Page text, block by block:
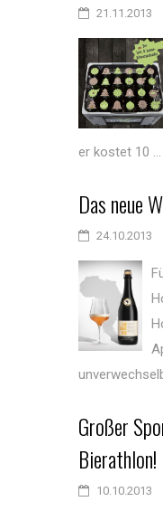
21.11.2013
er kostet 10 ...
Das neue
24.10.2013
Großer
Bierathlon!
10.10.2013